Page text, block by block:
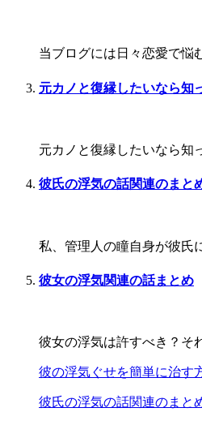
当ブログには日々恋愛で悩
元カノと復縁したいなら知
元カノと復縁したいなら知
彼氏の浮気の話関連のまと
私、管理人の瞳自身が彼氏
彼女の浮気関連の話まとめ
彼女の浮気は許すべき？そ
彼の浮気ぐせを簡単に治す
彼氏の浮気の話関連のまと